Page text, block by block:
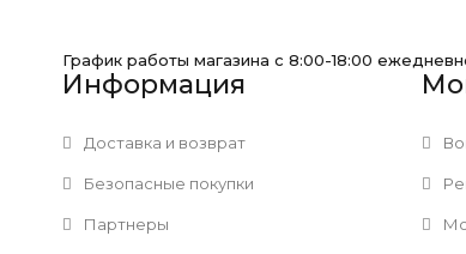
График работы магазина с 8:00-18:00
Информация
Доставка и возврат
Безопасные покупки
Партнеры